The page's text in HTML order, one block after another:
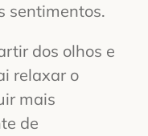
sentimentos.
dos olhos e
relaxar o
mais
de